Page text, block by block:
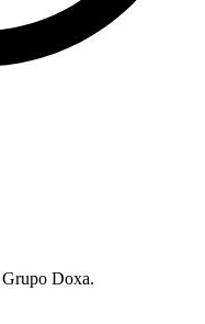
Doxa.